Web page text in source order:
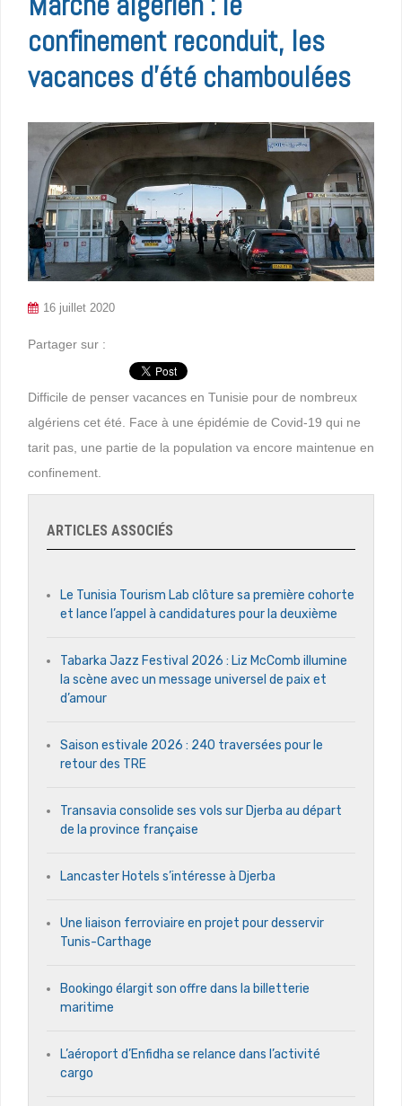
confinement reconduit, les
vacances d’été chamboulées
16 juillet 2020
Partager sur :
Difficile de penser vacances en Tunisie pour de nombreux
algériens cet été. Face à une épidémie de Covid-19 qui ne
tarit pas, une partie de la population va encore maintenue en
confinement.
ARTICLES ASSOCIÉS
Le Tunisia Tourism Lab clôture sa première cohorte
et lance l’appel à candidatures pour la deuxième
Tabarka Jazz Festival 2026 : Liz McComb illumine
la scène avec un message universel de paix et
d’amour
Saison estivale 2026 : 240 traversées pour le
retour des TRE
Transavia consolide ses vols sur Djerba au départ
de la province française
Lancaster Hotels s’intéresse à Djerba
Une liaison ferroviaire en projet pour desservir
Tunis-Carthage
Bookingo élargit son offre dans la billetterie
maritime
L’aéroport d’Enfidha se relance dans l’activité
cargo